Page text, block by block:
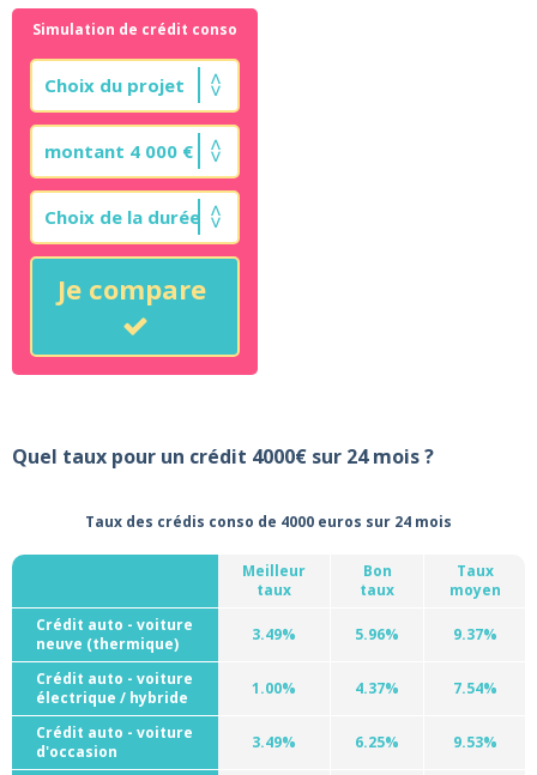
Simulation de crédit conso
Je compare
Quel taux pour un crédit 4000€ sur 24 mois ?
Taux des crédis conso de 4000 euros sur 24 mois
Meilleur
taux
Bon
taux
Taux
moyen
Crédit auto - voiture
neuve (thermique)
3.49% 5.96% 9.37%
Crédit auto - voiture
électrique / hybride
1.00% 4.37% 7.54%
Crédit auto - voiture
d'occasion
3.49% 6.25% 9.53%